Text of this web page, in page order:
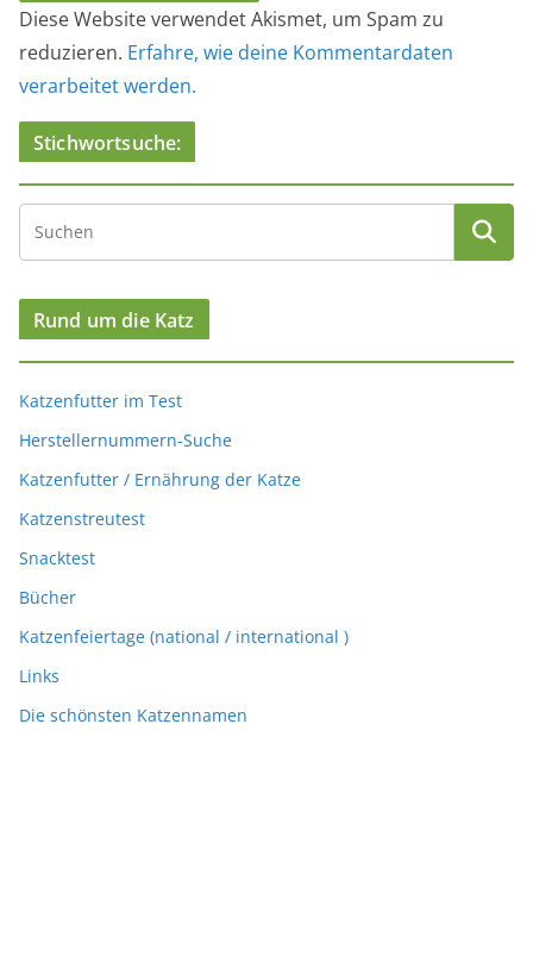
Diese Website verwendet Akismet, um Spam zu
reduzieren. Erfahre, wie deine Kommentardaten
verarbeitet werden.
Stichwortsuche:
Rund um die Katz
Katzenfutter im Test
Herstellernummern-Suche
Katzenfutter / Ernährung der Katze
Katzenstreutest
Snacktest
Bücher
Katzenfeiertage (national / international )
Links
Die schönsten Katzennamen